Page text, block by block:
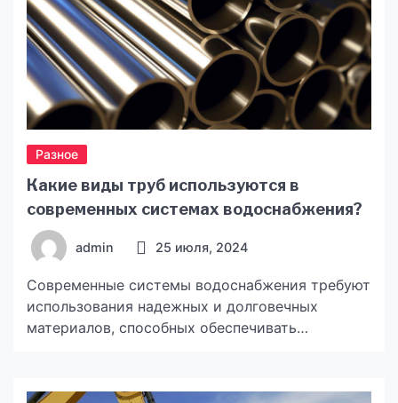
Разное
Какие виды труб используются в
современных системах водоснабжения?
admin 25 июля, 2024
Современные системы водоснабжения требуют
использования надежных и долговечных
материалов, способных обеспечивать
от сервиса Хелпо мы рассмотрим основные